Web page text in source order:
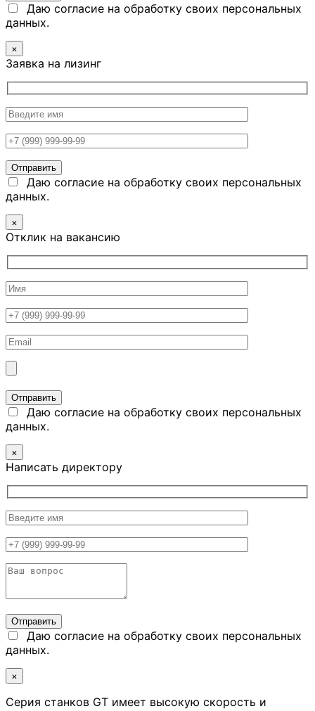
Даю согласие на обработку своих персональных
данных.
×
Заявка на лизинг
Даю согласие на обработку своих персональных
данных.
×
Отклик на вакансию
Даю согласие на обработку своих персональных
данных.
×
Написать директору
Даю согласие на обработку своих персональных
данных.
×
Серия станков GT имеет высокую скорость и